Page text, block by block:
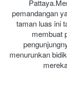
pemandangan
taman luas ini
membuat
menurunkan